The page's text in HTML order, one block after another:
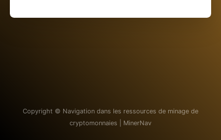
Copyright © Navigation dans les ressources de minage de
cryptomonnaies | MinerNav